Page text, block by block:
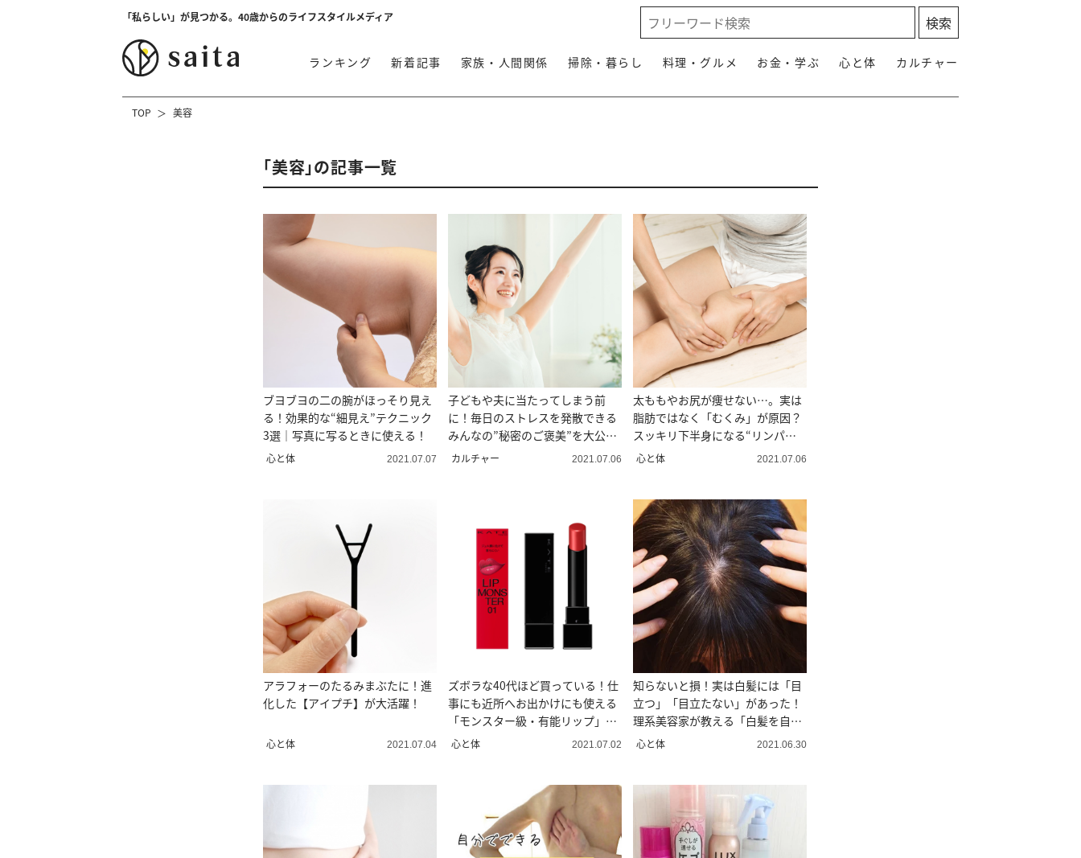
「私らしい」が見つかる。40歳からのライフスタイルメディア
ランキング 新着記事 家族・人間関係 掃除・暮らし 料理・グルメ お金・学ぶ 心と体 カルチャー
TOP 美容
「美容」の記事一覧
ブヨブヨの二の腕がほっそり見え
る！効果的な“細見え”テクニック
3選｜写真に写るときに使える！
心と体 2021.07.07
子どもや夫に当たってしまう前
に！毎日のストレスを発散できる
みんなの”秘密のご褒美”を大公
開！
カルチャー 2021.07.06
太ももやお尻が痩せない…。実は
脂肪ではなく「むくみ」が原因？
スッキリ下半身になる“リンパ流
し”
心と体 2021.07.06
アラフォーのたるみまぶたに！進
化した【アイプチ】が大活躍！
心と体 2021.07.04
ズボラな40代ほど買っている！仕
事にも近所へお出かけにも使える
「モンスター級・有能リップ」も
う手に入れた？
心と体 2021.07.02
知らないと損！実は白髪には「目
立つ」「目立たない」があった！
理系美容家が教える「白髪を自然
になじませる方法」とは
心と体 2021.06.30